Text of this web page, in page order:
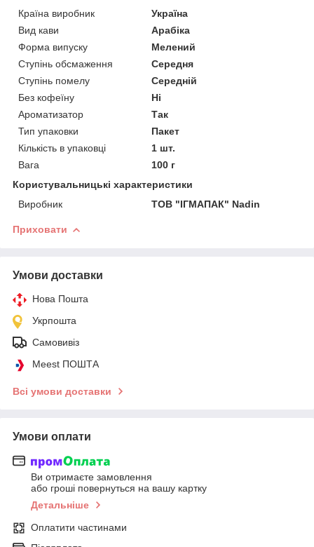
Країна виробник
Україна
Вид кави
Арабіка
Форма випуску
Мелений
Ступінь обсмаження
Середня
Ступінь помелу
Середній
Без кофеїну
Ні
Ароматизатор
Так
Тип упаковки
Пакет
Кількість в упаковці
1 шт.
Вага
100 г
Користувальницькі характеристики
Виробник
ТОВ "ІГМАПАК" Nadin
Приховати
Умови доставки
Нова Пошта
Укрпошта
Самовивіз
Meest ПОШТА
Всі умови доставки
Умови оплати
Ви отримаєте замовлення
або гроші повернуться на вашу картку
Детальніше
Оплатити частинами